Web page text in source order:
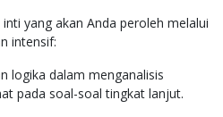
yang akan Anda peroleh melalui
intensif:
logika dalam menganalisis
pada soal-soal tingkat lanjut.